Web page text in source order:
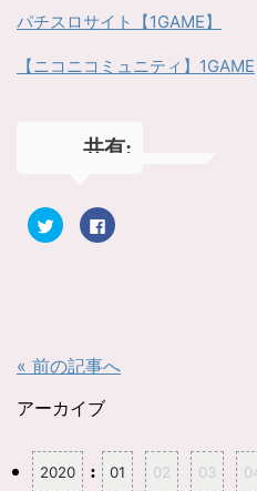
パチスロサイト【1GAME】
【ニコニコミュニティ】1GAME
共有:
ク
リ
e
共
有
新
い
F
a
す
ッ
し
« 前の記事へ
アーカイブ
2020 : 01 02 03